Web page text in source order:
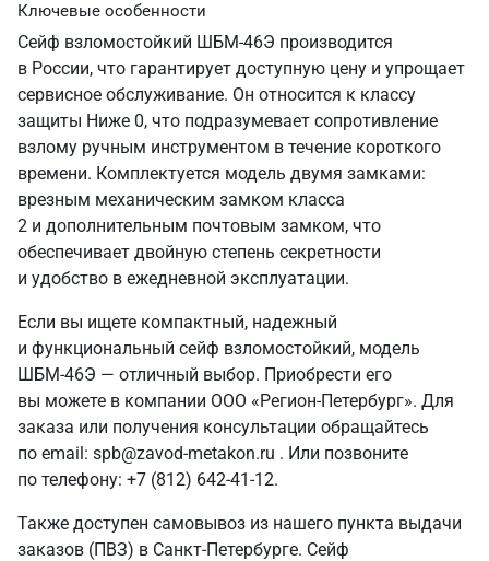
Ключевые особенности
Сейф взломостойкий ШБМ-46Э производится
в России, что гарантирует доступную цену и упрощает
сервисное обслуживание. Он относится к классу
защиты Ниже 0, что подразумевает сопротивление
взлому ручным инструментом в течение короткого
времени. Комплектуется модель двумя замками:
врезным механическим замком класса
2 и дополнительным почтовым замком, что
обеспечивает двойную степень секретности
и удобство в ежедневной эксплуатации.
Если вы ищете компактный, надежный
и функциональный сейф взломостойкий, модель
ШБМ-46Э — отличный выбор. Приобрести его
вы можете в компании ООО «Регион-Петербург». Для
заказа или получения консультации обращайтесь
по email: spb@zavod-metakon.ru . Или позвоните
по телефону: +7 (812) 642-41-12.
Также доступен самовывоз из нашего пункта выдачи
заказов (ПВЗ) в Санкт‑Петербурге. Сейф